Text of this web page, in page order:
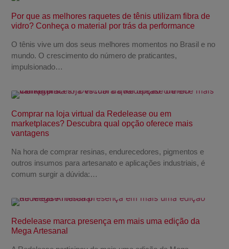
Por que as melhores raquetes de tênis utilizam fibra de
vidro? Conheça o material por trás da performance
O tênis vive um dos seus melhores momentos no Brasil e no
mundo. O crescimento do número de praticantes,
impulsionado…
Comprar na loja virtual da Redelease ou em
marketplaces? Descubra qual opção oferece mais
vantagens
Na hora de comprar resinas, endurecedores, pigmentos e
outros insumos para artesanato e aplicações industriais, é
comum surgir a dúvida:…
Redelease marca presença em mais uma edição da
Mega Artesanal